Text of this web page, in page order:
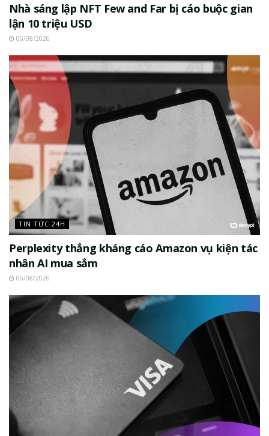
Nhà sáng lập NFT Few and Far bị cáo buộc gian
lận 10 triệu USD
06/08/2026
TIN TỨC 24H
Perplexity thắng kháng cáo Amazon vụ kiện tác
nhân AI mua sắm
06/08/2026